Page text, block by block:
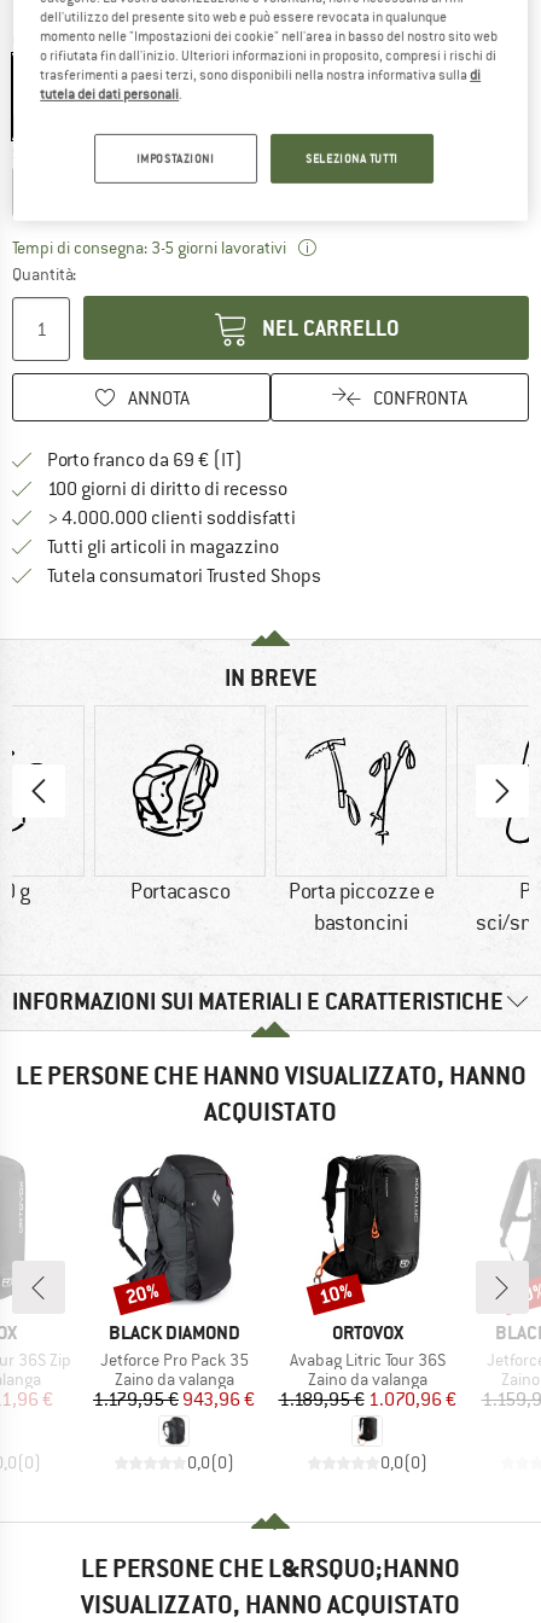
Colore:REPO Blue
Tempi di consegna: 3-5 giorni lavorativi
Quantità:
NEL CARRELLO
ANNOTA CONFRONTA
Porto franco da 69 € (IT)
100 giorni di diritto di recessoVai alla politica di recesso qui
> 4.000.000 clienti soddisfatti
Tutti gli articoli in magazzino
Tutela consumatori Trusted Shops
IN BREVE
g Portacasco
Porta piccozze e
bastoncini
sci/
INFORMAZIONI SUI MATERIALI E CARATTERISTICHE
LE PERSONE CHE HANNO VISUALIZZATO, HANNO
ACQUISTATO
36S Zip
ridotto
€
(0)
MARCHIO
BLACK DIAMOND
Articolo
Jetforce Pro Pack 35
Gruppo di prodotti
Zaino da valanga
Prezzo
1.179,95 €Prezzo ridotto
943,96 €
0,0(0)
Sconto
20%
MARCHIO
ORTOVOX
Articolo
Avabag Litric Tour 36S
Gruppo di prodotti
Zaino da valanga
Prezzo
1.189,95 € Prezzo ridotto
1.070,96 €
0,0(0)
Sconto
10%
Articolo
LE PERSONE CHE L&RSQUO;HANNO
VISUALIZZATO, HANNO ACQUISTATO
dell'utilizzo del presente sito web e può essere revocata in qualunque
momento nelle "Impostazioni dei cookie" nell'area in basso del nostro sito web
o rifiutata fin dall'inizio. Ulteriori informazioni in proposito, compresi i rischi di
trasferimenti a paesi terzi, sono disponibili nella nostra informativa sulladi
tutela dei dati personali.
IMPOSTAZIONI SELEZIONA TUTTI